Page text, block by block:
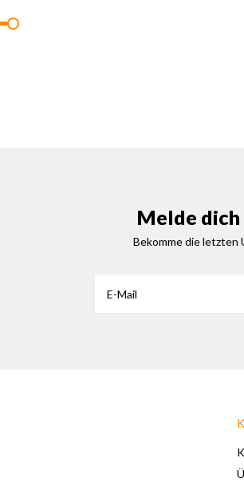
Melde
Bekomme die letzten